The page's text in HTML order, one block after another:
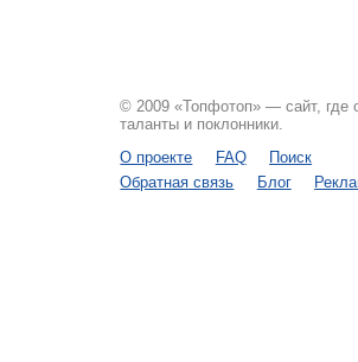
© 2009 «Топфотоп» — сайт, где
таланты и поклонники.
О проекте
FAQ
Поиск
Обратная связь
Блог